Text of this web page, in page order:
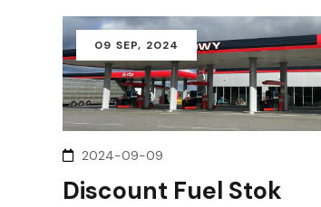
09 SEP, 2024
2024-09-09
Discount Fuel Stok